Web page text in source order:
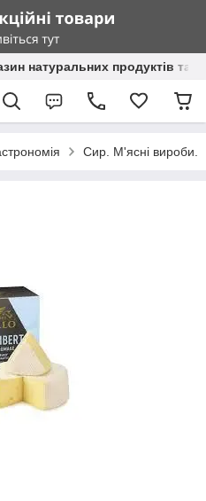
натуральних продуктів та
Сир. М'ясні вироби.